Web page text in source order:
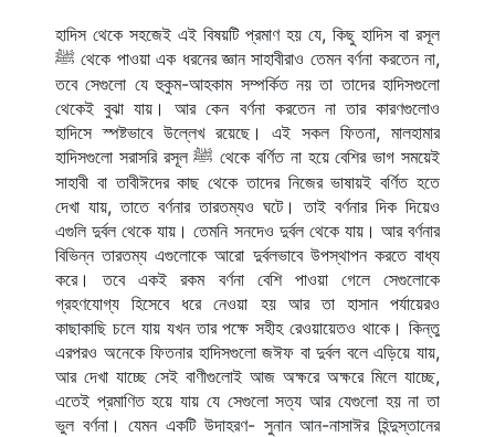
ﷺ থেকে পাওয়া এক ধরনের জ্ঞান সাহাবীরাও তেমন বর্ণনা করতেন না,
তবে সেগুলো যে হুকুম-আহকাম সম্পর্কিত নয় তা তাদের হাদিসগুলো
থেকেই বুঝা যায়। আর কেন বর্ণনা করতেন না তার কারণগুলোও
হাদিসে স্পষ্টভাবে উল্লেখ রয়েছে। এই সকল ফিতনা, মালহামার
হাদিসগুলো সরাসরি রসূল ﷺ থেকে বর্ণিত না হয়ে বেশির ভাগ সময়েই
সাহাবী বা তাবীঈদের কাছ থেকে তাদের নিজের ভাষায়ই বর্ণিত হতে
দেখা যায়, তাতে বর্ণনার তারতম্যও ঘটে। তাই বর্ণনার দিক দিয়েও
এগুলি দুর্বল থেকে যায়। তেমনি সনদেও দুর্বল থেকে যায়। আর বর্ণনার
বিভিন্ন তারতম্য এগুলোকে আরো দুর্বলভাবে উপস্থাপন করতে বাধ্য
করে। তবে একই রকম বর্ণনা বেশি পাওয়া গেলে সেগুলোকে
গ্রহণযোগ্য হিসেবে ধরে নেওয়া হয় আর তা হাসান পর্যায়েরও
কাছাকাছি চলে যায় যখন তার পক্ষে সহীহ রেওয়ায়েতও থাকে। কিন্তু
এরপরও অনেকে ফিতনার হাদিসগুলো জঈফ বা দুর্বল বলে এড়িয়ে যায়,
আর দেখা যাচ্ছে সেই বাণীগুলোই আজ অক্ষরে অক্ষরে মিলে যাচ্ছে,
এতেই প্রমাণিত হয়ে যায় যে সেগুলো সত্য আর যেগুলো হয় না তা
ভুল বর্ণনা। যেমন একটি উদাহরণ- সুনান আন-নাসাঈর হিন্দুস্তানের